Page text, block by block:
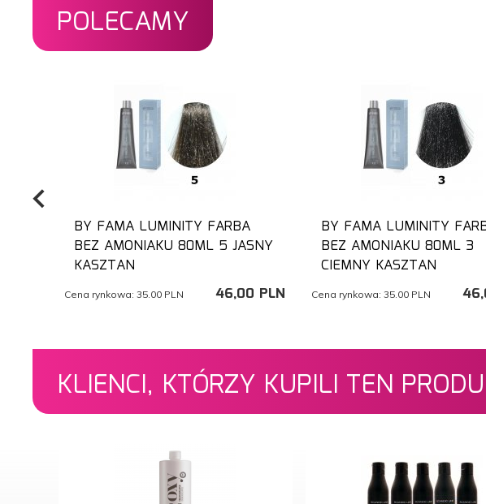
POLECAMY
BY FAMA LUMINITY FARBA
BEZ AMONIAKU 80ML 5 JASNY
KASZTAN
46,00 PLN
Cena rynkowa: 35.00 PLN
BY FAMA LUMINITY
BEZ AMONIAKU 80ML 3
CIEMNY KASZTAN
46,
Cena rynkowa: 35.00 PLN
KLIENCI, KTÓRZY KUPILI TEN